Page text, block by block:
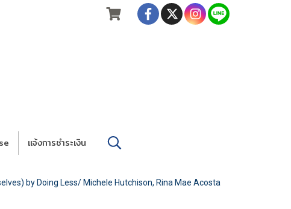
แจ้งการชำระเงิน
by Doing Less/ Michele Hutchison, Rina Mae Acosta